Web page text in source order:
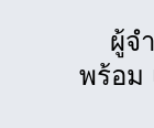
ผู้จำ
พร้อม